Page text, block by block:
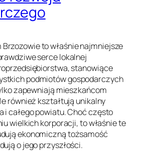
to właśnie najmniejsze
serce lokalnej
stanowiące
podmiotów gospodarczych
zapewniają mieszkańcom
również kształtują unikalny
i całego powiatu. Choć często
wielkich korporacji, to właśnie te
ekonomiczną tożsamość
o jego przyszłości.